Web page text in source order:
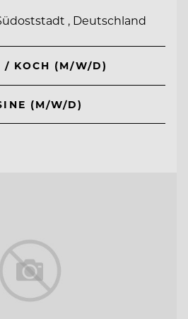
, Deutschland
/ KOCH (M/W/D)
(M/W/D)